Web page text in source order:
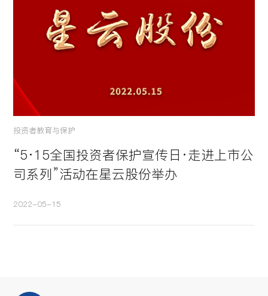
投资者教育与保护
“5·15全国投资者保护宣传日·走进上市公
司系列”活动在星云股份举办
2022-05-15